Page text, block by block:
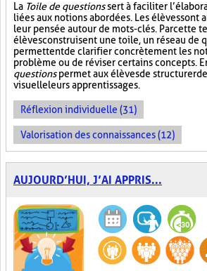
La Toile de questionssert à faciliter
liées aux notions abordées. Les élèves sont
leur pensée autour de mots-clés. Par cette
élèves construisent une toile, un réseau de
permettent de clarifier concrètement les
problème ou de réviser certains concepts.
questionspermet aux élèves de structurer
visuelle leurs apprentissages.
Réflexion individuelle (31)
Valorisation des connaissances (12)
AUJOURD’HUI, J’AI APPRIS...